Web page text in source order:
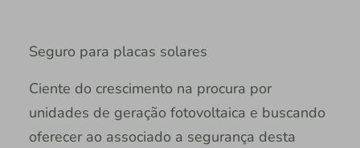
Seguro para placas solares
Ciente do crescimento na procura por
unidades de geração fotovoltaica e buscando
oferecer ao associado a segurança desta